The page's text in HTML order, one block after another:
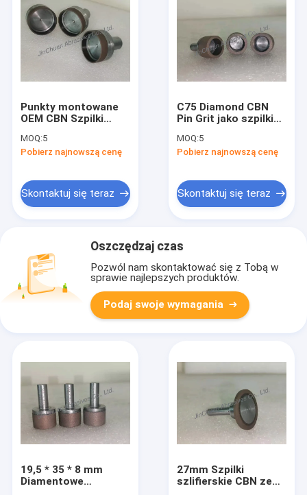
Punkty montowane
OEM CBN Szpilki
narzędzi tnących i
szlifierskich
MOQ:5
Pobierz najnowszą cenę
Skontaktuj się teraz
C75 Diamond CBN
Pin Grit jako szpilki
Wewnętrzny punkt
szlifierski
MOQ:5
Pobierz najnowszą cenę
Skontaktuj się teraz
Oszczędzaj czas
Pozwól nam skontaktować się z Tobą w
sprawie najlepszych produktów.
Podaj swoje wymagania
19,5 * 35 * 8 mm
Diamentowe
27mm Szpilki
szlifierskie CBN ze